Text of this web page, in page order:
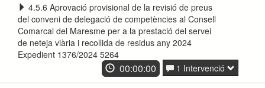
4.5.6 Aprovació provisional de la revisió de preus
del conveni de delegació de competències al Consell
Comarcal del Maresme per a la prestació del servei
de neteja viària i recollida de residus any 2024
Expedient 1376/2024 5264
00:00:00 1 Intervenció